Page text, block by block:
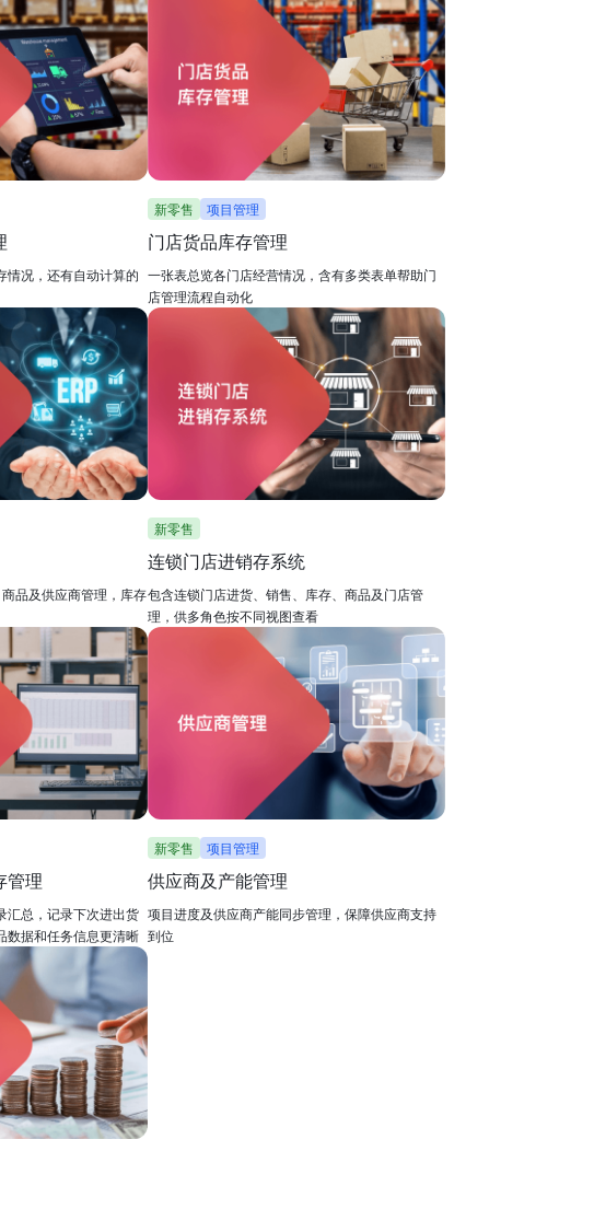
情况，还有自动计算的
新零售 项目管理
门店货品库存管理
一张表总览各门店经营情况，含有多类表单帮助门
店管理流程自动化
品及供应商管理，库存
新零售
连锁门店进销存系统
包含连锁门店进货、销售、库存、商品及门店管
理，供多角色按不同视图查看
管理
汇总，记录下次进出货
数据和任务信息更清晰
新零售 项目管理
供应商及产能管理
项目进度及供应商产能同步管理，保障供应商支持
到位